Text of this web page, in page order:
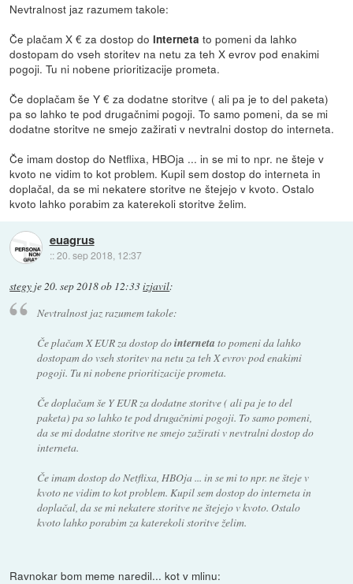
Nevtralnost jaz razumem takole:
Če plačam X € za dostop do internetato pomeni da lahko
dostopam do vseh storitev na netu za teh X evrov pod enakimi
pogoji. Tu ni nobene prioritizacije prometa.
Če doplačam še Y € za dodatne storitve ( ali pa je to del paketa)
pa so lahko te pod drugačnimi pogoji. To samo pomeni, da se mi
dodatne storitve ne smejo zažirati v nevtralni dostop do interneta.
Če imam dostop do Netflixa, HBOja ... in se mi to npr. ne šteje v
kvoto ne vidim to kot problem. Kupil sem dostop do interneta in
doplačal, da se mi nekatere storitve ne štejejo v kvoto. Ostalo
kvoto lahko porabim za katerekoli storitve želim.
euagrus
::20. sep 2018, 12:37
stegy je20. sep 2018 ob 12:33izjavil:
Nevtralnost jaz razumem takole:
Če plačam X EUR za dostop dointerneta to pomeni da lahko
dostopam do vseh storitev na netu za teh X evrov pod enakimi
pogoji. Tu ni nobene prioritizacije prometa.
Če doplačam še Y EUR za dodatne storitve ( ali pa je to del
paketa) pa so lahko te pod drugačnimi pogoji. To samo pomeni,
da se mi dodatne storitve ne smejo zažirati v nevtralni dostop do
interneta.
Če imam dostop do Netflixa, HBOja ... in se mi to npr. ne šteje v
kvoto ne vidim to kot problem. Kupil sem dostop do interneta in
doplačal, da se mi nekatere storitve ne štejejo v kvoto. Ostalo
kvoto lahko porabim za katerekoli storitve želim.
Ravnokar bom meme naredil... kot v mlinu: